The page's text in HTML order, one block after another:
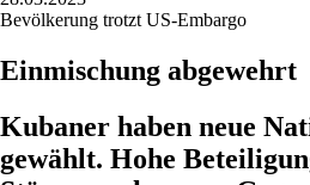
Bevölkerung trotzt US-Embargo
Einmischung abgewehrt
Kubaner haben neue
gewählt. Hohe